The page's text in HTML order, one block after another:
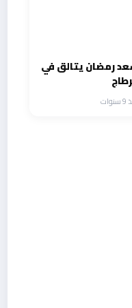
رمضان يتالق في